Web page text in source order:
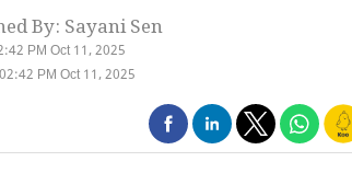
By: Sayani Sen
PM Oct 11, 2025
PM Oct 11, 2025